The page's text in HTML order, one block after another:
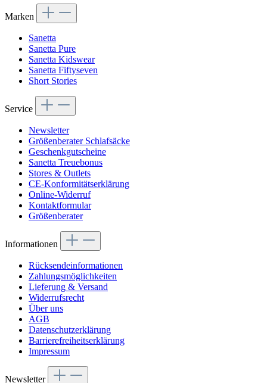
Marken
Sanetta
Sanetta Pure
Sanetta Kidswear
Sanetta Fiftyseven
Short Stories
Service
Newsletter
Größenberater Schlafsäcke
Geschenkgutscheine
Sanetta Treuebonus
Stores & Outlets
CE-Konformitätserklärung
Online-Widerruf
Kontaktformular
Größenberater
Informationen
Rücksendeinformationen
Zahlungsmöglichkeiten
Lieferung & Versand
Widerrufsrecht
Über uns
AGB
Datenschutzerklärung
Barrierefreiheitserklärung
Impressum
Newsletter